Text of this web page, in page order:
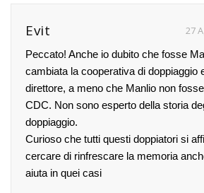
Evit 27
Peccato! Anche io dubito che fosse
cambiata la cooperativa di doppiaggio
direttore, a meno che Manlio non
CDC. Non sono esperto della storia
doppiaggio.
Curioso che tutti questi doppiatori si
cercare di rinfrescare la memoria
aiuta in quei casi